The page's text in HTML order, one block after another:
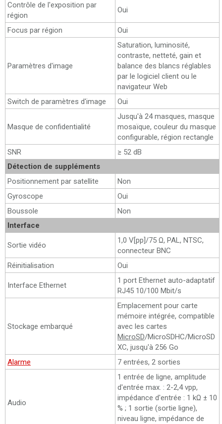
Contrôle de l'exposition par
région
Oui
Focus par région Oui
Paramètres d'image
Saturation, luminosité,
contraste, netteté, gain et
balance des blancs réglables
par le logiciel client ou le
navigateur Web
Switch de paramètres d'image
Oui
Masque de confidentialité
Jusqu'à 24 masques, masque
mosaïque, couleur du masque
configurable, région rectangle
SNR
≥ 52 dB
Détection de suppléments
Positionnement par satellite
Non
Gyroscope
Oui
Boussole
Non
Interface
Sortie vidéo
1,0 V[pp]/75 Ω, PAL, NTSC,
connecteur BNC
Réinitialisation
Oui
Interface Ethernet
1 port Ethernet auto-adaptatif
RJ45 10/100 Mbit/s
Stockage embarqué
Emplacement pour carte
mémoire intégrée, compatible
avec les cartes
MicroSD/MicroSDHC/MicroSD
XC, jusqu'à 256 Go
Alarme
7 entrées, 2 sorties
Audio
1 entrée de ligne, amplitude
d'entrée max. : 2-2,4 vpp,
impédance d'entrée : 1 kΩ ± 10
% ; 1 sortie (sortie ligne),
niveau ligne, impédance de